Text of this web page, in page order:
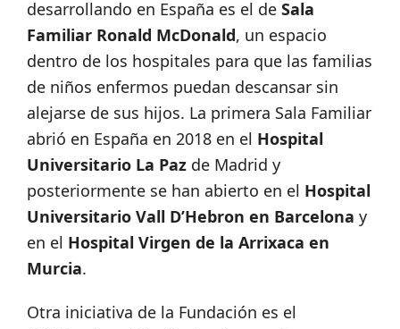
desarrollando en España es el de Sala
Familiar Ronald McDonald, un espacio
dentro de los hospitales para que las familias
de niños enfermos puedan descansar sin
alejarse de sus hijos. La primera Sala Familiar
abrió en España en 2018 en el Hospital
Universitario La Paz de Madrid y
posteriormente se han abierto en el Hospital
Universitario Vall D’Hebron en Barcelona y
en el Hospital Virgen de la Arrixaca en
Murcia.
Otra iniciativa de la Fundación es el